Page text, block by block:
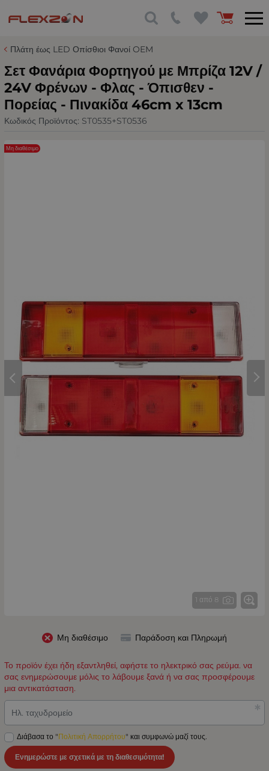
Πλάτη έως LED Οπίσθιοι Φανοί OEM
Σετ Φανάρια Φορτηγού με Μπρίζα 12V /
24V Φρένων - Φλας - Όπισθεν -
Πορείας - Πινακίδα 46cm x 13cm
Κωδικός Προϊόντος: ST0535+ST0536
1 από 8
Μη διαθέσιμο
Μη διαθέσιμο Παράδοση και Πληρωμή
Το προϊόν έχει ήδη εξαντληθεί, αφήστε το ηλεκτρικό σας ρεύμα. να
σας ενημερώσουμε μόλις το λάβουμε ξανά ή να σας προσφέρουμε
μια αντικατάσταση.
Ηλ. ταχυδρομείο
Διάβασα το "Πολιτική Απορρήτου" και συμφωνώ μαζί τους.
Ενημερώστε με σχετικά με τη διαθεσιμότητα!